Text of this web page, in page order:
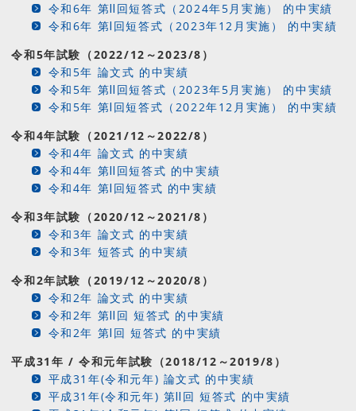
令和6年 第Ⅱ回短答式（2024年5月実施） 的中実績
令和6年 第Ⅰ回短答式（2023年12月実施） 的中実績
令和5年試験（2022/12～2023/8）
令和5年 論文式 的中実績
令和5年 第Ⅱ回短答式（2023年5月実施） 的中実績
令和5年 第Ⅰ回短答式（2022年12月実施） 的中実績
令和4年試験（2021/12～2022/8）
令和4年 論文式 的中実績
令和4年 第Ⅱ回短答式 的中実績
令和4年 第Ⅰ回短答式 的中実績
令和3年試験（2020/12～2021/8）
令和3年 論文式 的中実績
令和3年 短答式 的中実績
令和2年試験（2019/12～2020/8）
令和2年 論文式 的中実績
令和2年 第Ⅱ回 短答式 的中実績
令和2年 第Ⅰ回 短答式 的中実績
平成31年 / 令和元年試験（2018/12～2019/8）
平成31年(令和元年) 論文式 的中実績
平成31年(令和元年) 第Ⅱ回 短答式 的中実績